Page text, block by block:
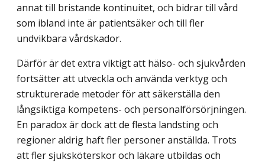
annat till bristande kontinuitet, och bidrar till vård
som ibland inte är patientsäker och till fler
undvikbara vårdskador.
Därför är det extra viktigt att hälso- och sjukvården
fortsätter att utveckla och använda verktyg och
strukturerade metoder för att säkerställa den
långsiktiga kompetens- och personalförsörjningen.
En paradox är dock att de flesta landsting och
regioner aldrig haft fler personer anställda. Trots
att fler sjuksköterskor och läkare utbildas och